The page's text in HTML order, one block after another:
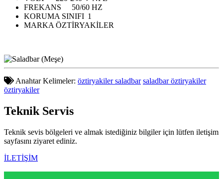
FREKANS
50/60 HZ
KORUMA SINIFI 1
MARKA ÖZTİRYAKİLER
Anahtar Kelimeler: öztiryakiler saladbar saladbar öztiryakiler
öztiryakiler
Teknik Servis
Teknik sevis bölgeleri ve almak istediğiniz bilgiler için lütfen iletişim
sayfasını ziyaret ediniz.
İLETİŞİM